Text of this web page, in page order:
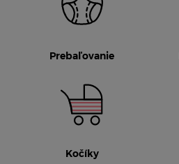
Prebaľovanie
Kočíky